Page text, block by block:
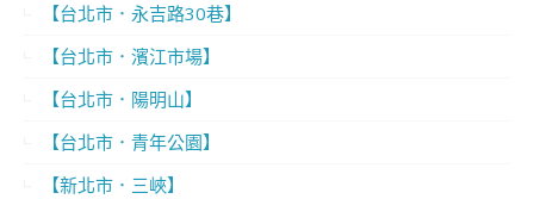
【台北市．永吉路30巷】
【台北市．濱江市場】
【台北市．陽明山】
【台北市．青年公園】
【新北市．三峽】